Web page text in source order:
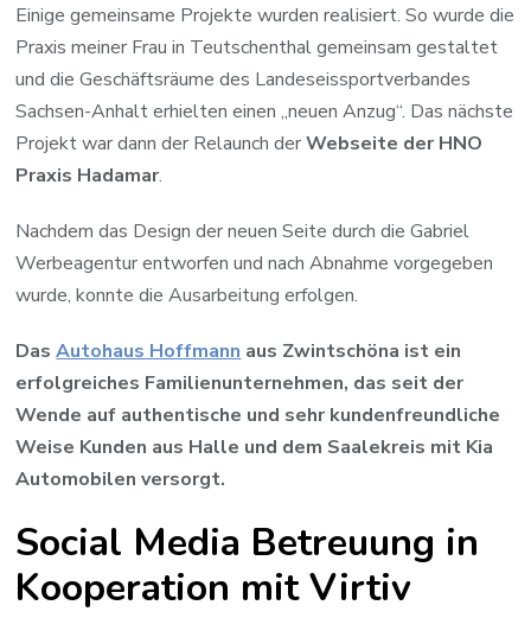
Einige gemeinsame Projekte wurden realisiert. So wurde die
Praxis meiner Frau in Teutschenthal gemeinsam gestaltet
und die Geschäftsräume des Landeseissportverbandes
Sachsen-Anhalt erhielten einen „neuen Anzug“. Das nächste
Projekt war dann der Relaunch derWebseite der HNO
Praxis Hadamar.
Nachdem das Design der neuen Seite durch die Gabriel
Werbeagentur entworfen und nach Abnahme vorgegeben
wurde, konnte die Ausarbeitung erfolgen.
DasAutohaus Hoffmann aus Zwintschöna ist ein
erfolgreiches Familienunternehmen, das seit der
Wende auf authentische und sehr kundenfreundliche
Weise Kunden aus Halle und dem Saalekreis mit Kia
Automobilen versorgt.
Social Media Betreuung in
Kooperation mit Virtiv